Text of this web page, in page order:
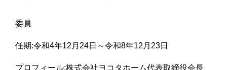
委員
任期:令和4年12月24日～令和8年12月23日
プロフィール:株式会社ヨコタホーム代表取締役会長、